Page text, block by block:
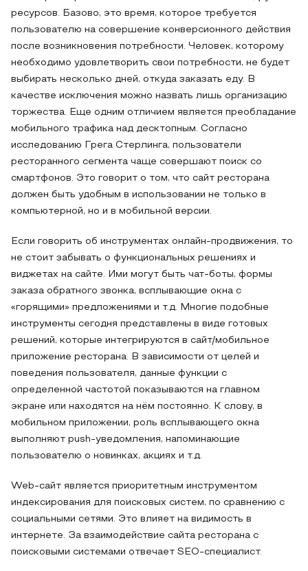
ресурсов. Базово, это время, которое требуется
пользователю на совершение конверсионного действия
после возникновения потребности. Человек, которому
необходимо удовлетворить свои потребности, не будет
выбирать несколько дней, откуда заказать еду. В
качестве исключения можно назвать лишь организацию
торжества. Еще одним отличием является преобладание
мобильного трафика над десктопным. Согласно
исследованию Грега Стерлинга, пользователи
ресторанного сегмента чаще совершают поиск со
смартфонов. Это говорит о том, что сайт ресторана
должен быть удобным в использовании не только в
компьютерной, но и в мобильной версии.
Если говорить об инструментах онлайн-продвижения, то
не стоит забывать о функциональных решениях и
виджетах на сайте. Ими могут быть чат-боты, формы
заказа обратного звонка, всплывающие окна с
«горящими» предложениями и т.д. Многие подобные
инструменты сегодня представлены в виде готовых
решений, которые интегрируются в сайт/мобильное
приложение ресторана. В зависимости от целей и
поведения пользователя, данные функции с
определенной частотой показываются на главном
экране или находятся на нём постоянно. К слову, в
мобильном приложении, роль всплывающего окна
выполняют push-уведомления, напоминающие
пользователю о новинках, акциях и т.д.
Web-сайт является приоритетным инструментом
индексирования для поисковых систем, по сравнению с
социальными сетями. Это влияет на видимость в
интернете. За взаимодействие сайта ресторана с
поисковыми системами отвечает SEO-специалист.